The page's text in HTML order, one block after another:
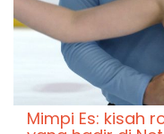
Mimpi Es: kisah